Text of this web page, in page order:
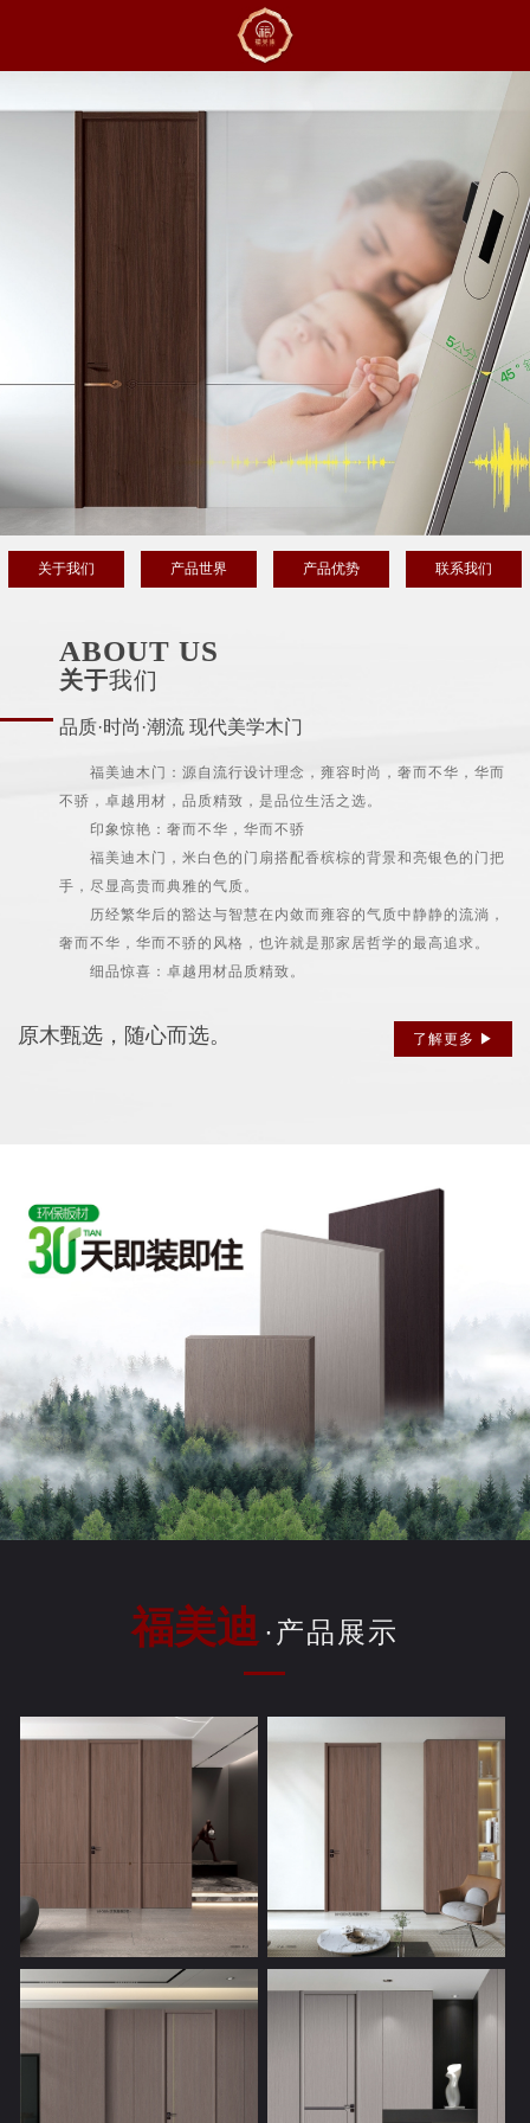
关于我们 产品世界 产品优势 联系我们
ABOUT US
关于我们
品质·时尚·潮流 现代美学木门
福美迪木门：源自流行设计理念，雍容时尚，奢而不华，华而
不骄，卓越用材，品质精致，是品位生活之选。
印象惊艳：奢而不华，华而不骄
福美迪木门，米白色的门扇搭配香槟棕的背景和亮银色的门把
手，尽显高贵而典雅的气质。
历经繁华后的豁达与智慧在内敛而雍容的气质中静静的流淌，
奢而不华，华而不骄的风格，也许就是那家居哲学的最高追求。
细品惊喜：卓越用材品质精致。
了解更多 ▶
原木甄选，随心而选。
福美迪 ·产品展示